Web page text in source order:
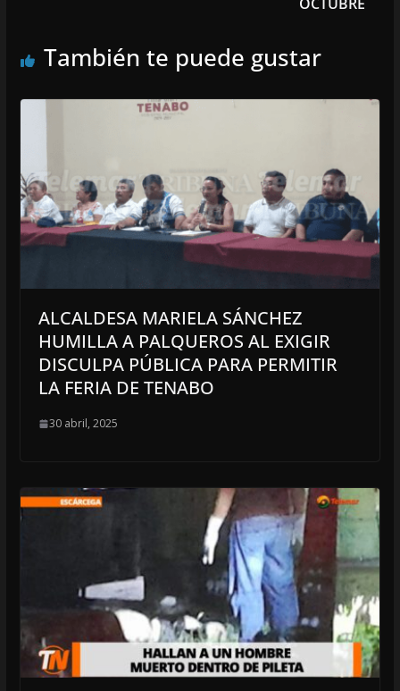
OCTUBRE
También te puede gustar
ALCALDESA MARIELA SÁNCHEZ
HUMILLA A PALQUEROS AL EXIGIR
DISCULPA PÚBLICA PARA PERMITIR
LA FERIA DE TENABO
30 abril, 2025